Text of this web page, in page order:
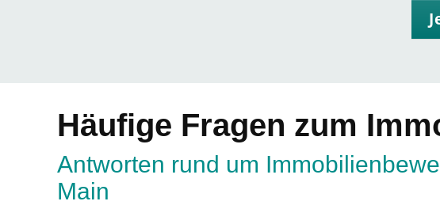
Häufige Fragen zum
Antworten rund um
Main